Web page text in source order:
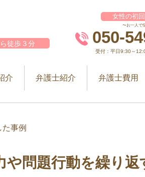
徒歩３分
女性の初
〜お一人で
050-
受付：平日9:30～
介 弁護士紹介 弁護士費用
事例
や問題行動を繰り返